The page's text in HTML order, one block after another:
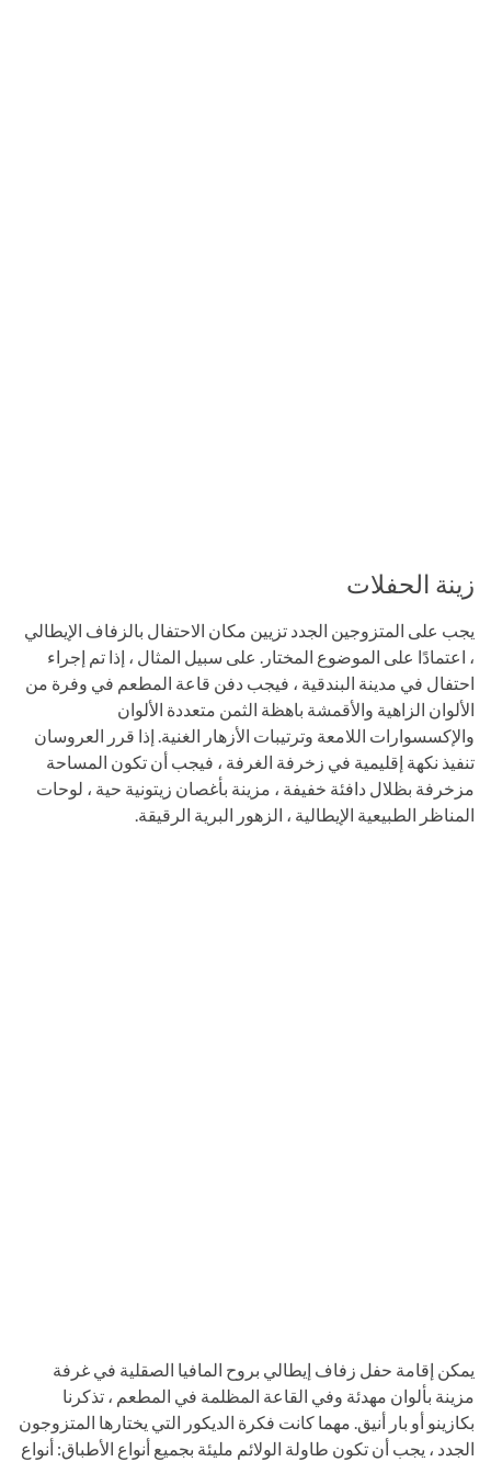
زينة الحفلات
يجب على المتزوجين الجدد تزيين مكان الاحتفال بالزفاف الإيطالي
، اعتمادًا على الموضوع المختار. على سبيل المثال ، إذا تم إجراء
احتفال في مدينة البندقية ، فيجب دفن قاعة المطعم في وفرة من
الألوان الزاهية والأقمشة باهظة الثمن متعددة الألوان
والإكسسوارات اللامعة وترتيبات الأزهار الغنية. إذا قرر العروسان
تنفيذ نكهة إقليمية في زخرفة الغرفة ، فيجب أن تكون المساحة
مزخرفة بظلال دافئة خفيفة ، مزينة بأغصان زيتونية حية ، لوحات
المناظر الطبيعية الإيطالية ، الزهور البرية الرقيقة.
يمكن إقامة حفل زفاف إيطالي بروح المافيا الصقلية في غرفة
مزينة بألوان مهدئة وفي القاعة المظلمة في المطعم ، تذكرنا
بكازينو أو بار أنيق. مهما كانت فكرة الديكور التي يختارها المتزوجون
الجدد ، يجب أن تكون طاولة الولائم مليئة بجميع أنواع الأطباق: أنواع